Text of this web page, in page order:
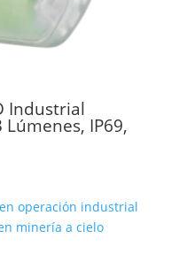
Industrial
Lúmenes, IP69,